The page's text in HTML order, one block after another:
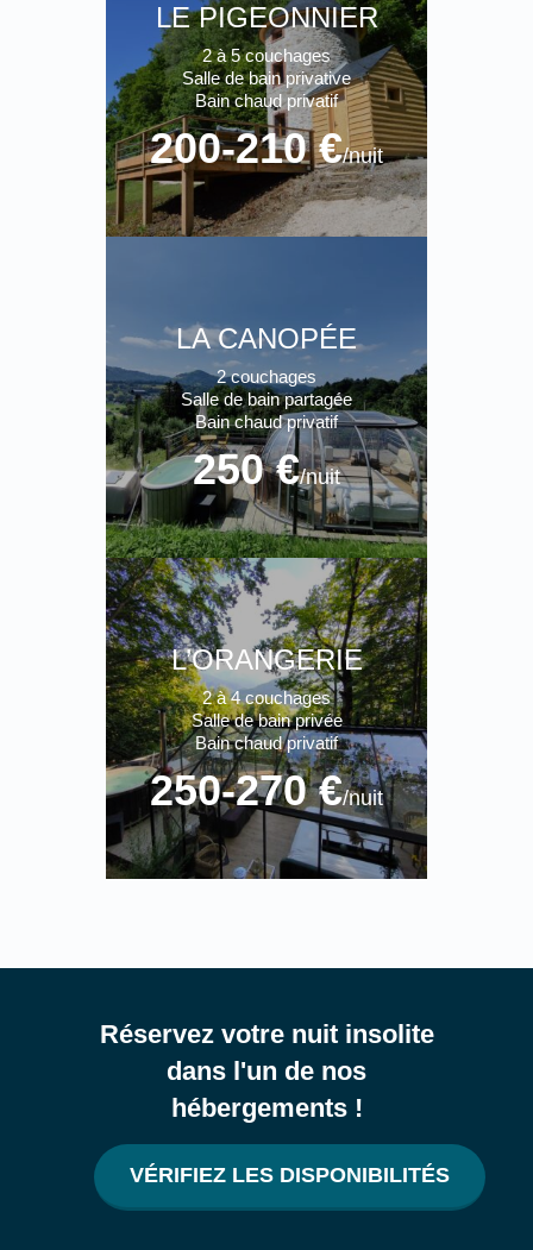
LE PIGEONNIER
2 à 5 couchages
Salle de bain privative
Bain chaud privatif
200-210 €/nuit
LA CANOPÉE
2 couchages
Salle de bain partagée
Bain chaud privatif
250 €/nuit
L’ORANGERIE
2 à 4 couchages
Salle de bain privée
Bain chaud privatif
250-270 €/nuit
Réservez votre nuit insolite
dans l'un de nos
hébergements !
VÉRIFIEZ LES DISPONIBILITÉS